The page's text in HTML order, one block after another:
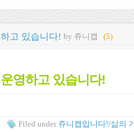
고 있습니다! by 쥬니캡 (5)
영하고 있습니다!
Filed under 쥬니캡입니다!/삶의